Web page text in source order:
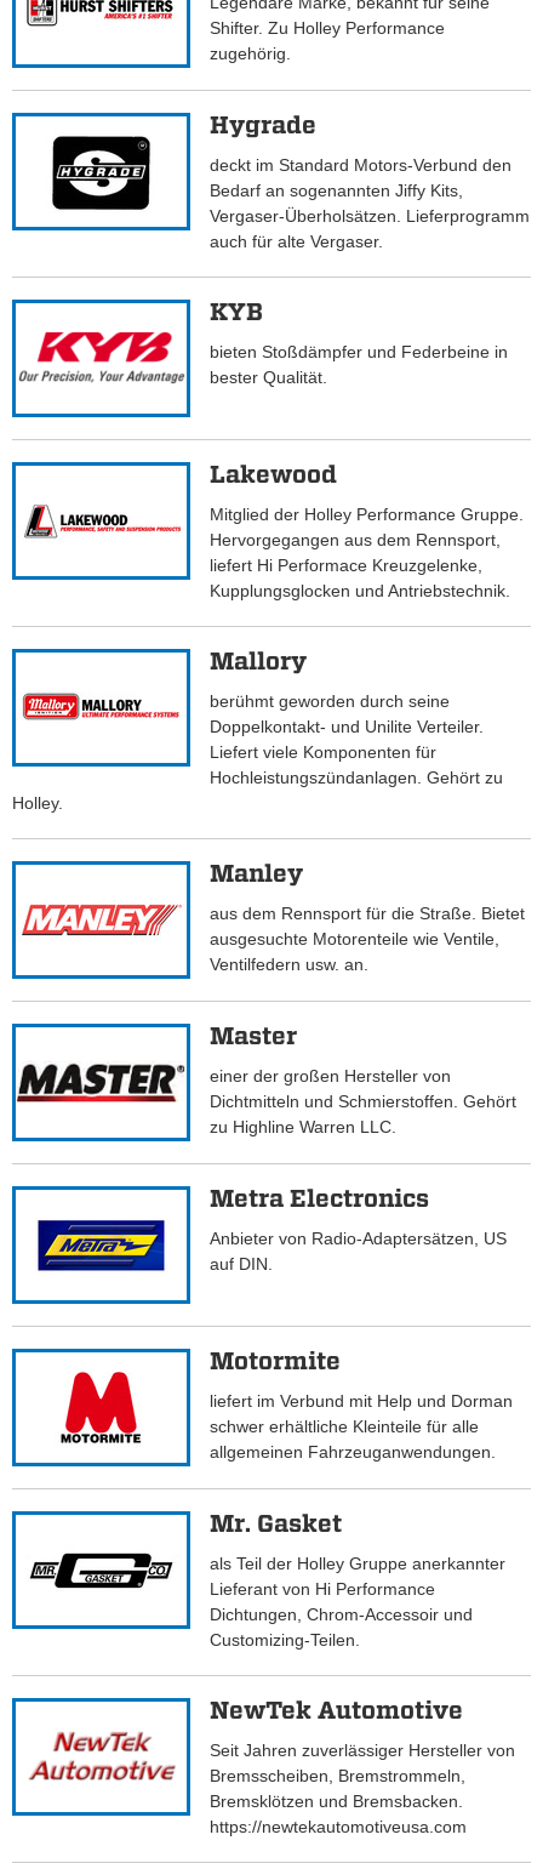
Shifter. Zu Holley Performance
zugehörig.
Hygrade
deckt im Standard Motors-Verbund den
Bedarf an sogenannten Jiffy Kits,
Vergaser-Überholsätzen. Lieferprogramm
auch für alte Vergaser.
KYB
bieten Stoßdämpfer und Federbeine in
bester Qualität.
Lakewood
Mitglied der Holley Performance Gruppe.
Hervorgegangen aus dem Rennsport,
liefert Hi Performace Kreuzgelenke,
Kupplungsglocken und Antriebstechnik.
Mallory
berühmt geworden durch seine
Doppelkontakt- und Unilite Verteiler.
Liefert viele Komponenten für
Hochleistungszündanlagen. Gehört zu
Holley.
Manley
aus dem Rennsport für die Straße. Bietet
ausgesuchte Motorenteile wie Ventile,
Ventilfedern usw. an.
Master
einer der großen Hersteller von
Dichtmitteln und Schmierstoffen. Gehört
zu Highline Warren LLC.
Metra Electronics
Anbieter von Radio-Adaptersätzen, US
auf DIN.
Motormite
liefert im Verbund mit Help und Dorman
schwer erhältliche Kleinteile für alle
allgemeinen Fahrzeuganwendungen.
Mr. Gasket
als Teil der Holley Gruppe anerkannter
Lieferant von Hi Performance
Dichtungen, Chrom-Accessoir und
Customizing-Teilen.
NewTek Automotive
Seit Jahren zuverlässiger Hersteller von
Bremsscheiben, Bremstrommeln,
Bremsklötzen und Bremsbacken.
https://newtekautomotiveusa.com